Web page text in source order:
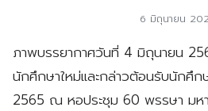
6 มิถุนายน
ภาพบรรยากาศวันที่ 4 มิถุนายน
นักศึกษาใหม่และกล่าวต้อนรับนักศึก
2565 ณ หอประชุม 60 พรรษา ม